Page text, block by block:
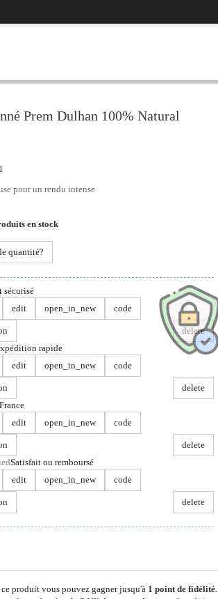
Prem Dulhan 100% Natural
pour un rendu intense
en stock
quantité?
sécurisé
edit open_in_new code
delete
rapide
edit open_in_new code
delete
edit open_in_new code
delete
Satisfait ou remboursé
edit open_in_new code
delete
produit vous pouvez gagner jusqu'à 1 point de fidélité.